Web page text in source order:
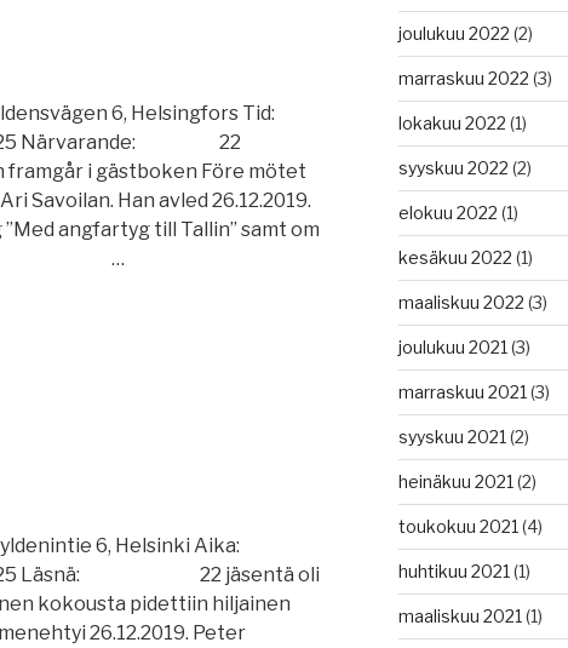
6, Helsingfors Tid:
Närvarande: 22
framgår i gästboken Före mötet
Savoilan. Han avled 26.12.2019.
angfartyg till Tallin” samt om
1. …
6, Helsinki Aika:
Läsnä: 22 jäsentä oli
kokousta pidettiin hiljainen
26.12.2019. Peter
joulukuu 2022 (2)
marraskuu 2022 (3)
lokakuu 2022 (1)
syyskuu 2022 (2)
elokuu 2022 (1)
kesäkuu 2022 (1)
maaliskuu 2022 (3)
joulukuu 2021 (3)
marraskuu 2021 (3)
syyskuu 2021 (2)
heinäkuu 2021 (2)
toukokuu 2021 (4)
huhtikuu 2021 (1)
maaliskuu 2021 (1)